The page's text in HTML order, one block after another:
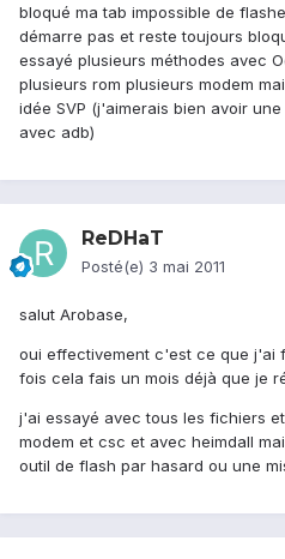
bloqué ma tab impossible de
démarre pas et reste toujours
essayé plusieurs méthodes avec
plusieurs rom plusieurs modem
idée SVP (j'aimerais bien avoir
avec adb)
ReDHaT
Posté(e) 3 mai 2011
salut Arobase,
oui effectivement c'est ce que j'ai
fois cela fais un mois déjà que je
j'ai essayé avec tous les fichiers
modem et csc et avec heimdall
outil de flash par hasard ou une